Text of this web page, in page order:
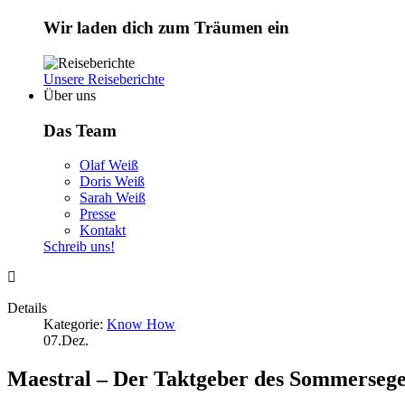
Wir laden dich zum Träumen ein
Unsere Reiseberichte
Über uns
Das Team
Olaf Weiß
Doris Weiß
Sarah Weiß
Presse
Kontakt
Schreib uns!
Details
Kategorie: Know How
07.Dez.
Maestral – Der Taktgeber des